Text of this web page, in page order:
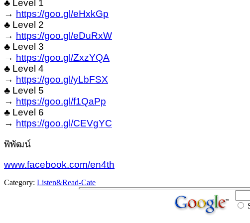
♣ Level 1
→ https://goo.gl/eHxkGp
♣ Level 2
→ https://goo.gl/eDuRxW
♣ Level 3
→ https://goo.gl/ZxzYQA
♣ Level 4
→ https://goo.gl/yLbFSX
♣ Level 5
→ https://goo.gl/f1QaPp
♣ Level 6
→ https://goo.gl/CEVgYC
พิพัฒน์
www.facebook.com/en4th
Category: Listen&Read-Cate